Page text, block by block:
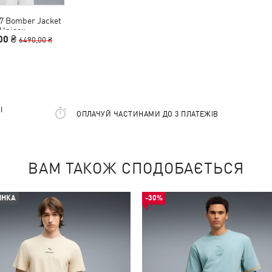
Bomber Jacket
Unisex
₴ 6490,00 ₴
ОПЛАЧУЙ ЧАСТИНАМИ ДО 3 ПЛАТЕЖІВ
ВАМ ТАКОЖ СПОДОБАЄТЬСЯ
-30%